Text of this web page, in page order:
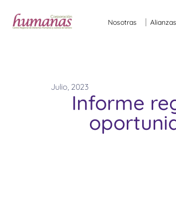
Nosotras Alianzas
Julio, 2023
Informe